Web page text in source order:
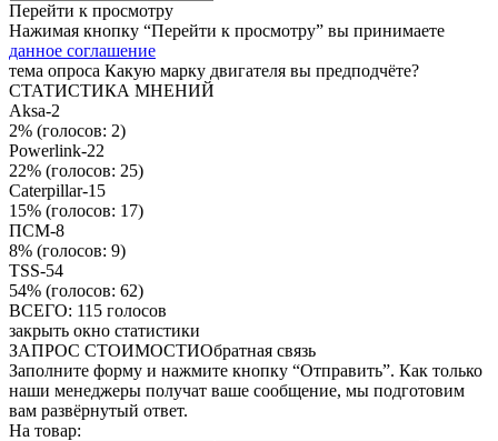
Перейти к просмотру
Нажимая кнопку “Перейти к просмотру” вы принимаете
данное соглашение
тема опроса Какую марку двигателя вы предподчёте?
СТАТИСТИКА МНЕНИЙ
Aksa-2
2% (голосов: 2)
Powerlink-22
22% (голосов: 25)
Caterpillar-15
15% (голосов: 17)
ПСМ-8
8% (голосов: 9)
TSS-54
54% (голосов: 62)
ВСЕГО: 115 голосов
закрыть окно статистики
ЗАПРОС СТОИМОСТИОбратная связь
Заполните форму и нажмите кнопку “Отправить”. Как только
наши менеджеры получат ваше сообщение, мы подготовим
вам развёрнутый ответ.
На товар: